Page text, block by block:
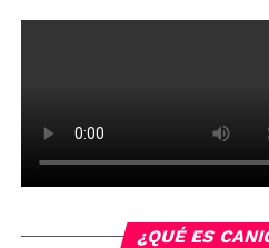
¿QUÉ ES